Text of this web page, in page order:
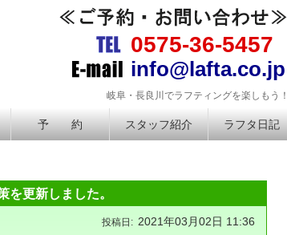
フティング＆リバーSUP 株式会社ラフタ
岐阜・長良川でラフティングを楽しもう！
0575-36-5457
info@lafta.co.jp
予 約 スタッフ紹介 ラフタ日記
更新しました。
2021年03月02日 11:36